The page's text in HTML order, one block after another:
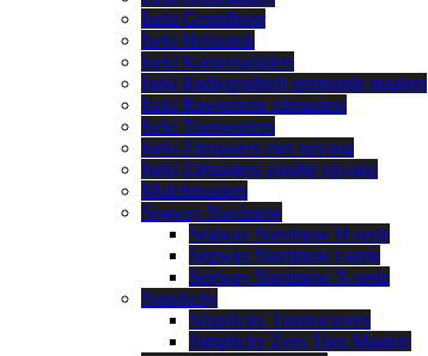
Iseki Grondboor
Iseki Helmstok
Iseki Kantensnijders
Iseki Radiografisch gestuurde maaiers
Iseki Ruwterrein zitmaaiers
Iseki Transporters
Iseki Zitmaaiers met opvang
Iseki Zitmaaiers zonder opvang
Mulchmaaiers
Segway Navimow
Segway Navimow H-serie
Segway Navimow i-serie
Segway Navimow X-serie
Simplicity
Simplicity Tuintractoren
Simplicity Zero Turn Maaiers